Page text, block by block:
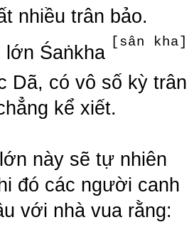
nhiều trân bảo.
lớn Śaṅkha [sân kha]
Dã, có vô số kỳ trân
kể xiết.
này sẽ tự nhiên
đó các người canh
với nhà vua rằng: